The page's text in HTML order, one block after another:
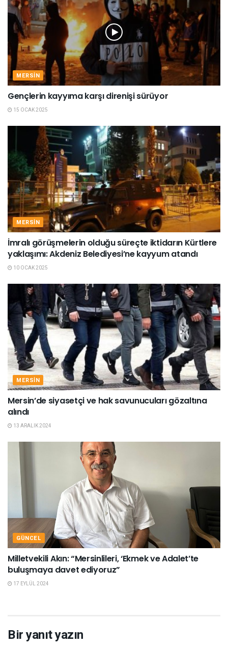
MERSIN
Gençlerin kayyıma karşı direnişi sürüyor
15 OCAK 2025
MERSIN
İmralı görüşmelerin olduğu süreçte iktidarın Kürtlere
yaklaşımı: Akdeniz Belediyesi’ne kayyum atandı
10 OCAK 2025
MERSIN
Mersin’de siyasetçi ve hak savunucuları gözaltına
alındı
13 ARALIK 2024
GÜNCEL
Milletvekili Akın: “Mersinlileri, ‘Ekmek ve Adalet’te
buluşmaya davet ediyoruz”
17 EYLÜL 2024
Bir yanıt yazın